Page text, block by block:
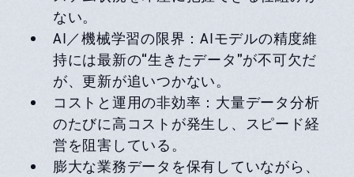
ない。
AI／機械学習の限界：AIモデルの精度維
持には最新の“生きたデータ”が不可欠だ
が、更新が追いつかない。
コストと運用の非効率：大量データ分析
のたびに高コストが発生し、スピード経
営を阻害している。
膨大な業務データを保有していながら、